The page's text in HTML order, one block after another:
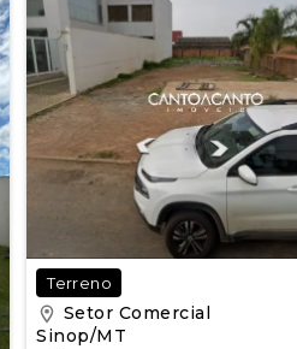
Terreno
Setor Comercial
Sinop/MT